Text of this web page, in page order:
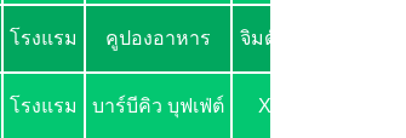
โรงแรม คูปองอาหาร จิมดัก
โรงแรม บาร์บีคิว บุฟเฟ่ต์ X